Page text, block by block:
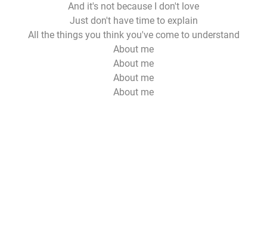
And it's not because I don't love
Just don't have time to explain
All the things you think you've come to understand
About me
About me
About me
About me